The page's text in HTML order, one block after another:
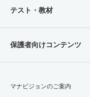
テスト・教材
保護者向けコンテンツ
マナビジョンのご案内